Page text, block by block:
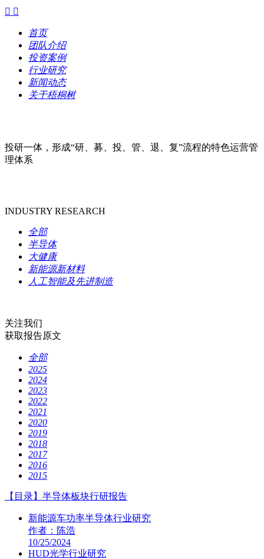
 
首页
团队介绍
投资案例
行业研究
新闻动态
关于梧桐树
投研一体，形成“研、募、投、管、退、复”流程的特色运营管
理体系
INDUSTRY RESEARCH
全部
半导体
大健康
新能源新材料
人工智能及先进制造
关注我们
获取报告原文
全部
2025
2024
2023
2022
2021
2020
2019
2018
2017
2016
2015
【目录】半导体板块行研报告
新能源车功率半导体行业研究
作者：陈浩
10/25/2024
HUD光学行业研究